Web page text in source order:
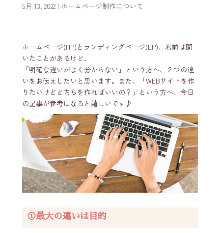
5月 13, 2022| ホームページ制作について
ホームページ(HP)とランディングページ(LP)、名前は聞
いたことがあるけど、
「明確な違いがよく分からない」という方へ、２つの違
いをお伝えしたいと思います。また、「WEBサイトを作
りたいけどどちらを作ればいいの？」という方へ、今日
の記事が参考になると嬉しいです♪
①最大の違いは目的